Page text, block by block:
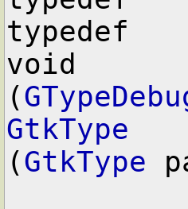
(
GtkType
(GtkType